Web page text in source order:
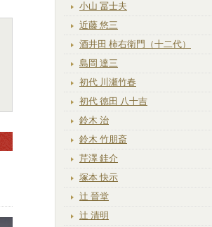
小山 冨士夫
近藤 悠三
酒井田 柿右衛門（十二代）
島岡 達三
初代 川瀬竹春
初代 徳田 八十吉
鈴木 治
鈴木 竹朋斎
芹澤 銈介
塚本 快示
辻 晉堂
辻 清明